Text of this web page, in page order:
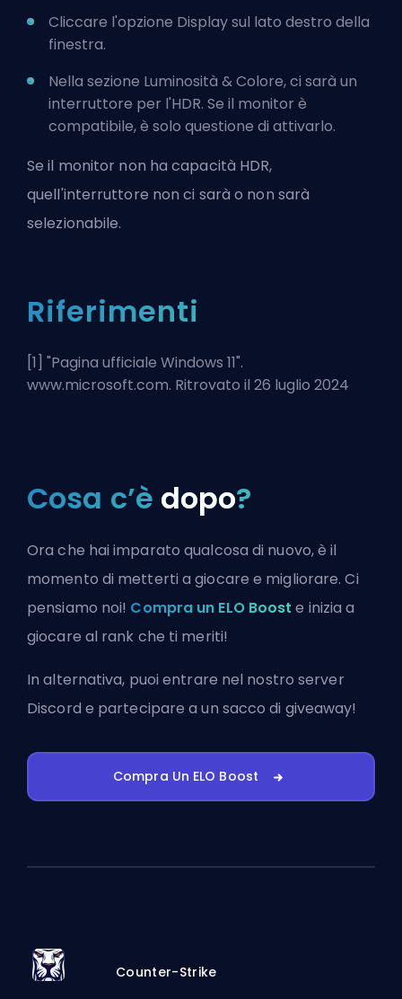
Cliccare l'opzione Display sul lato destro della
finestra.
Nella sezione Luminosità & Colore, ci sarà un
interruttore per l'HDR. Se il monitor è
compatibile, è solo questione di attivarlo.
Se il monitor non ha capacità HDR,
quell'interruttore non ci sarà o non sarà
selezionabile.
Riferimenti
[1] "Pagina ufficiale Windows 11".
www.microsoft.com. Ritrovato il 26 luglio 2024
Cosa c’è dopo?
Ora che hai imparato qualcosa di nuovo, è il
momento di metterti a giocare e migliorare. Ci
pensiamo noi! Compra un ELO Boost e inizia a
giocare al rank che ti meriti!
In alternativa, puoientrare nel nostro server
Discord e partecipare a un sacco di giveaway!
Compra Un ELO Boost
Counter-Strike